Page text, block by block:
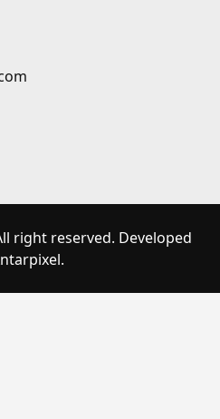
right reserved. Developed